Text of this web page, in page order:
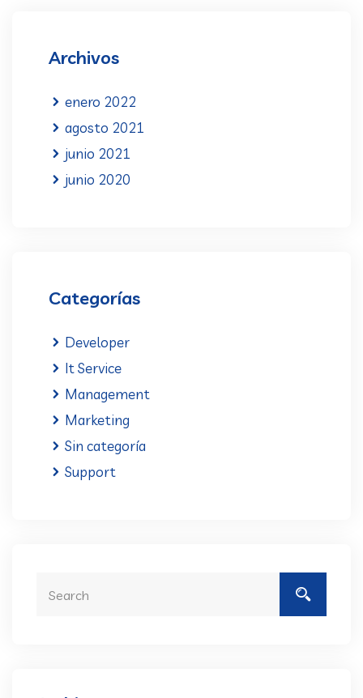
Archivos
enero 2022
agosto 2021
junio 2021
junio 2020
Categorías
Developer
It Service
Management
Marketing
Sin categoría
Support